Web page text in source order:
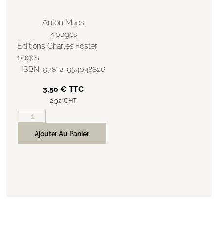
Anton Maes
4 pages
Editions Charles Foster
pages
ISBN :978-2-954048826
3,50€ TTC
2,92€HT
Ajouter Au Panier